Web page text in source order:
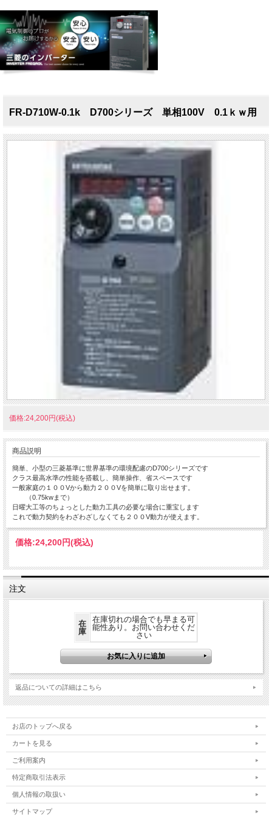
FR-D710W-0.1k D700シリーズ 単相100V 0.1ｋｗ用
価格:24,200円(税込)
商品説明
簡単、小型の三菱基準に世界基準の環境配慮のD700シリーズです
クラス最高水準の性能を搭載し、簡単操作、省スペースです
一般家庭の１００Vから動力２００Vを簡単に取り出せます。
（0.75kwまで）
日曜大工等のちょっとした動力工具の必要な場合に重宝します
これで動力契約をわざわざしなくても２００V動力が使えます。
価格:24,200円(税込)
注文
在
庫
在庫切れの場合でも早まる可
能性あり。お問い合わせくだ
さい
返品についての詳細はこちら
お店のトップへ戻る
カートを見る
ご利用案内
特定商取引法表示
個人情報の取扱い
サイトマップ